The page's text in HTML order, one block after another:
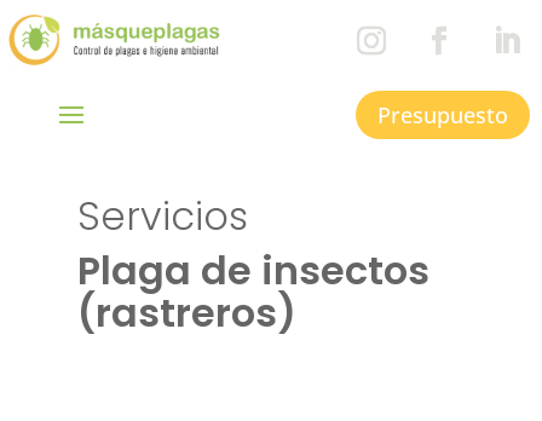
Presupuesto
Servicios
Plaga de insectos
(rastreros)